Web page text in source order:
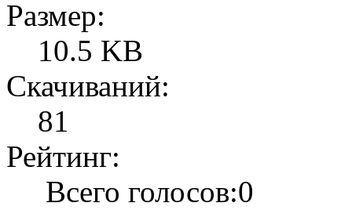
Размер:
10.5 KB
Скачиваний:
81
Рейтинг:
Всего голосов:0